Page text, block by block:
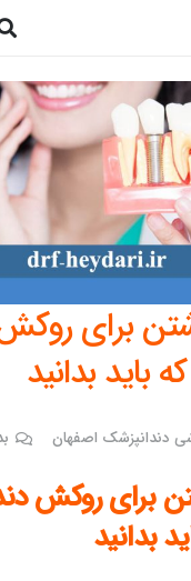
برای
باید بدانید
دندانپزشک اصفهان
برای روکش
بدانید